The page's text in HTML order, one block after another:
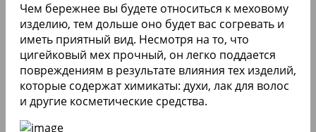
Чем бережнее вы будете относиться к меховому
изделию, тем дольше оно будет вас согревать и
иметь приятный вид. Несмотря на то, что
цигейковый мех прочный, он легко поддается
повреждениям в результате влияния тех изделий,
которые содержат химикаты: духи, лак для волос
и другие косметические средства.